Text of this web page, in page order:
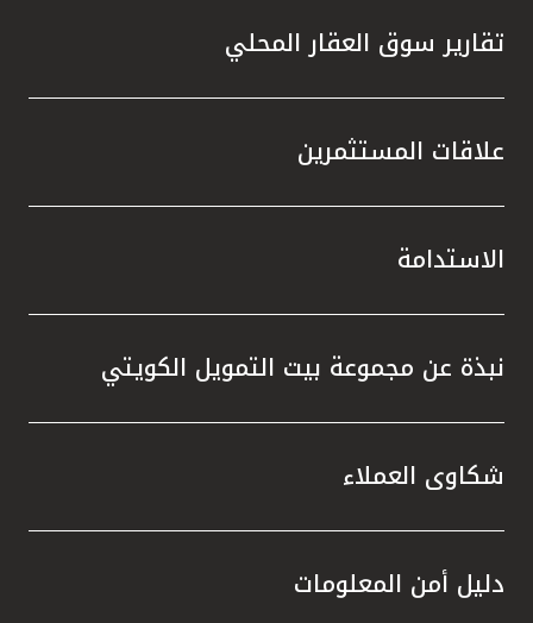
تقارير سوق العقار المحلي
علاقات المستثمرين
الاستدامة
نبذة عن مجموعة بيت التمويل الكويتي
شكاوى العملاء
دليل أمن المعلومات